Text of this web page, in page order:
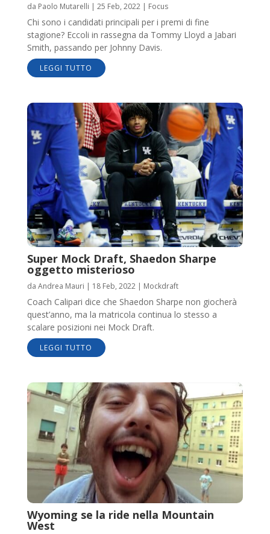
da Paolo Mutarelli | 25 Feb, 2022| Focus
Chi sono i candidati principali per i premi di fine
stagione? Eccoli in rassegna da Tommy Lloyd a Jabari
Smith, passando per Johnny Davis.
LEGGI TUTTO
Super Mock Draft, Shaedon Sharpe
oggetto misterioso
da Andrea Mauri | 18 Feb, 2022| Mockdraft
Coach Calipari dice che Shaedon Sharpe non giocherà
quest’anno, ma la matricola continua lo stesso a
scalare posizioni nei Mock Draft.
LEGGI TUTTO
Wyoming se la ride nella Mountain
West